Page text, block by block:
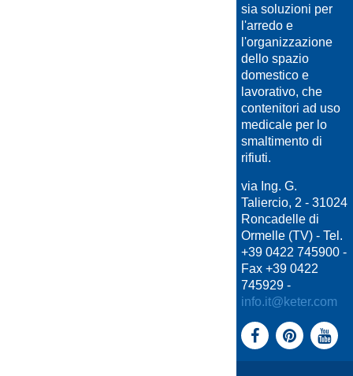
sia soluzioni per
l'arredo e
l'organizzazione
dello spazio
domestico e
lavorativo, che
contenitori ad uso
medicale per lo
smaltimento di
rifiuti.
via Ing. G.
Taliercio, 2 - 31024
Roncadelle di
Ormelle (TV) - Tel.
+39 0422 745900 -
Fax +39 0422
745929 -
info.it@keter.com